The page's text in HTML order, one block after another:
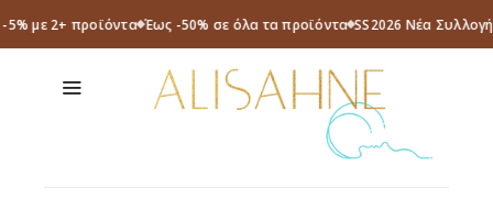
5% με 2+ προϊόντα Έως -50% σε όλα τα προϊόντα SS2026 Νέα